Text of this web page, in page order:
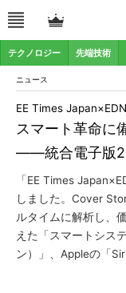
テクノロジー 先端技術
ニュース
スマート革命に
――統合電子版
EE Times
「EE Times
しました。Cover
ルタイムに解析し、
えた「スマートシス
ン）」、Appleの「